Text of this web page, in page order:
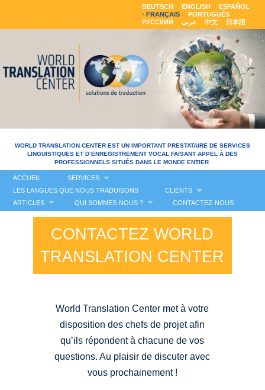
DEUTSCH ENGLISH
ESPAÑOL
FRANÇAIS
PORTUGUÊS
РУССКИЙ
عربى 中文 日本語
WORLD TRANSLATION CENTER EST UN IMPORTANT PRESTATAIRE DE SERVICES
LINGUISTIQUES ET D’ENREGISTREMENT VOCAL FAISANT APPEL À DES
PROFESSIONNELS SITUÉS DANS LE MONDE ENTIER.
ACCUEIL
SERVICES
LES LANGUES QUE NOUS TRADUISONS
CLIENTS
ARTICLES
QUI SOMMES-NOUS ? CONTACTEZ-NOUS
CONTACTEZ WORLD
TRANSLATION CENTER
World Translation Center met à votre
disposition des chefs de projet afin
qu’ils répondent à chacune de vos
questions. Au plaisir de discuter avec
vous prochainement !